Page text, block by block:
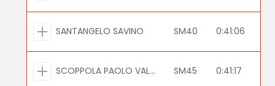
SANTANGELO SAVINO SM40 0:41:06
SCOPPOLA PAOLO VALERIO SM45 0:41:17